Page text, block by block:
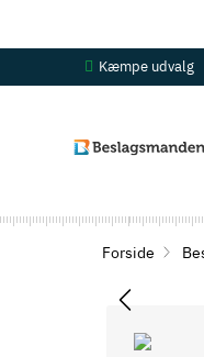
Kæmpe udvalg
Forside